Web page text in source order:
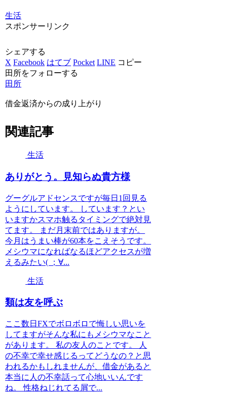
生活
スポンサーリンク
シェアする
X Facebook はてブ Pocket LINE コピー
田所をフォローする
田所
借金返済からの成り上がり
関連記事
生活
ありがとう。見知らぬ貴方様
グーグルアドセンスですが毎日1回見る
ようにしています。 しています？とい
いますかスマホ触るタイミングで絶対見
てます。 まだ月末前ではありますが。
今月はうまい棒が60本をこえそうです。
メシウマになればなるほどアクセスが増
えるみたい( ；∀...
生活
類は友を呼ぶ
ここ数日FXでボロボロで悔しい思いを
してますがそんな私にもメシウマなこと
があります。 私の友人のことです。 人
の不幸で幸せ感じるってどうなの？と思
われるかもしれませんが、借金があると
本当に人の不幸話って心地いいんです
ね。 性格ねじれてる屑で...